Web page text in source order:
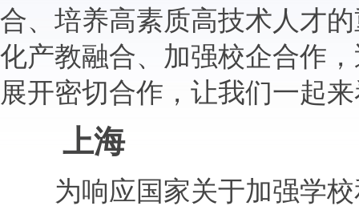
合、培养高素质高技术人才
化产教融合、加强校企合作
展开密切合作，让我们一起
上海
为响应国家关于加强学校